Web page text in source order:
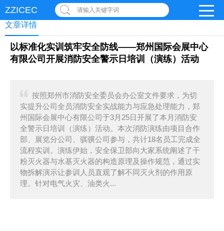
ZZICEC 请输入关键字词
文章详情
以标准化实训筑牢安全防线——郑州国际会展中心
有限公司开展消防安全警示日培训（演练）活动
按照郑州市消防安全委员会办公室文件要求，为切
实提升公司全员消防安全实战能力与应急处理能力，郑
州国际会展中心有限公司于3月25日开展了本月消防安
全警示日培训（演练）活动。本次消防演练由项目合作
部、展览分公司、骐骥公司参与，共计18名员工完成全
流程实训。演练伊始，安全保卫部向大家系统阐述了干
粉灭火器与水基灭火器的构造原理及操作规范，通过实
物拆解演示让参训人员直观了解不同灭火剂的作用原
理。针对电气火灾、油类火...